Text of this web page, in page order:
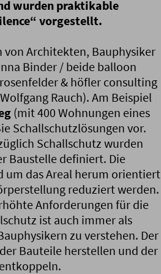
wurden praktikable
vorgestellt.
von Architekten, Bauphysiker
Binder / beide balloon
& höfler consulting
Rauch). Am Beispiel
(mit 400 Wohnungen eines
Schallschutzlösungen vor.
Schallschutz wurden
Baustelle definiert. Die
um das Areal herum orientiert
reduziert werden.
Anforderungen für die
ist auch immer als
zu verstehen. Der
Bauteile herstellen und der